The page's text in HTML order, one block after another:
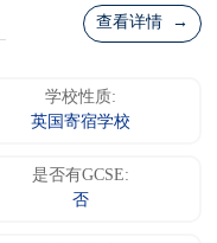
查看详情 →
学校性质:
英国寄宿学校
是否有GCSE:
否